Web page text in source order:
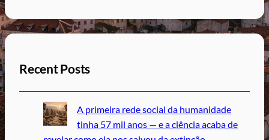
Recent Posts
A primeira rede social da humanidade
tinha 57 mil anos — e a ciência acaba de